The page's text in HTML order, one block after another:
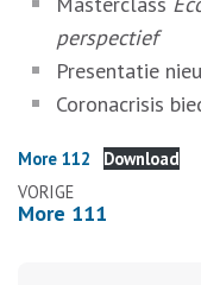
perspectief
Presentatie
Coronacrisis
More 112 Download
VORIGE
More 111